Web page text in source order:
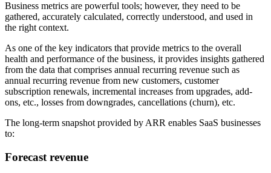
Business metrics are powerful tools; however, they need to be
gathered, accurately calculated, correctly understood, and used in
the right context.
As one of the key indicators that provide metrics to the overall
health and performance of the business, it provides insights gathered
from the data that comprises annual recurring revenue such as
annual recurring revenue from new customers, customer
subscription renewals, incremental increases from upgrades, add-
ons, etc., losses from downgrades, cancellations (churn), etc.
The long-term snapshot provided by ARR enables SaaS businesses
to:
Forecast revenue